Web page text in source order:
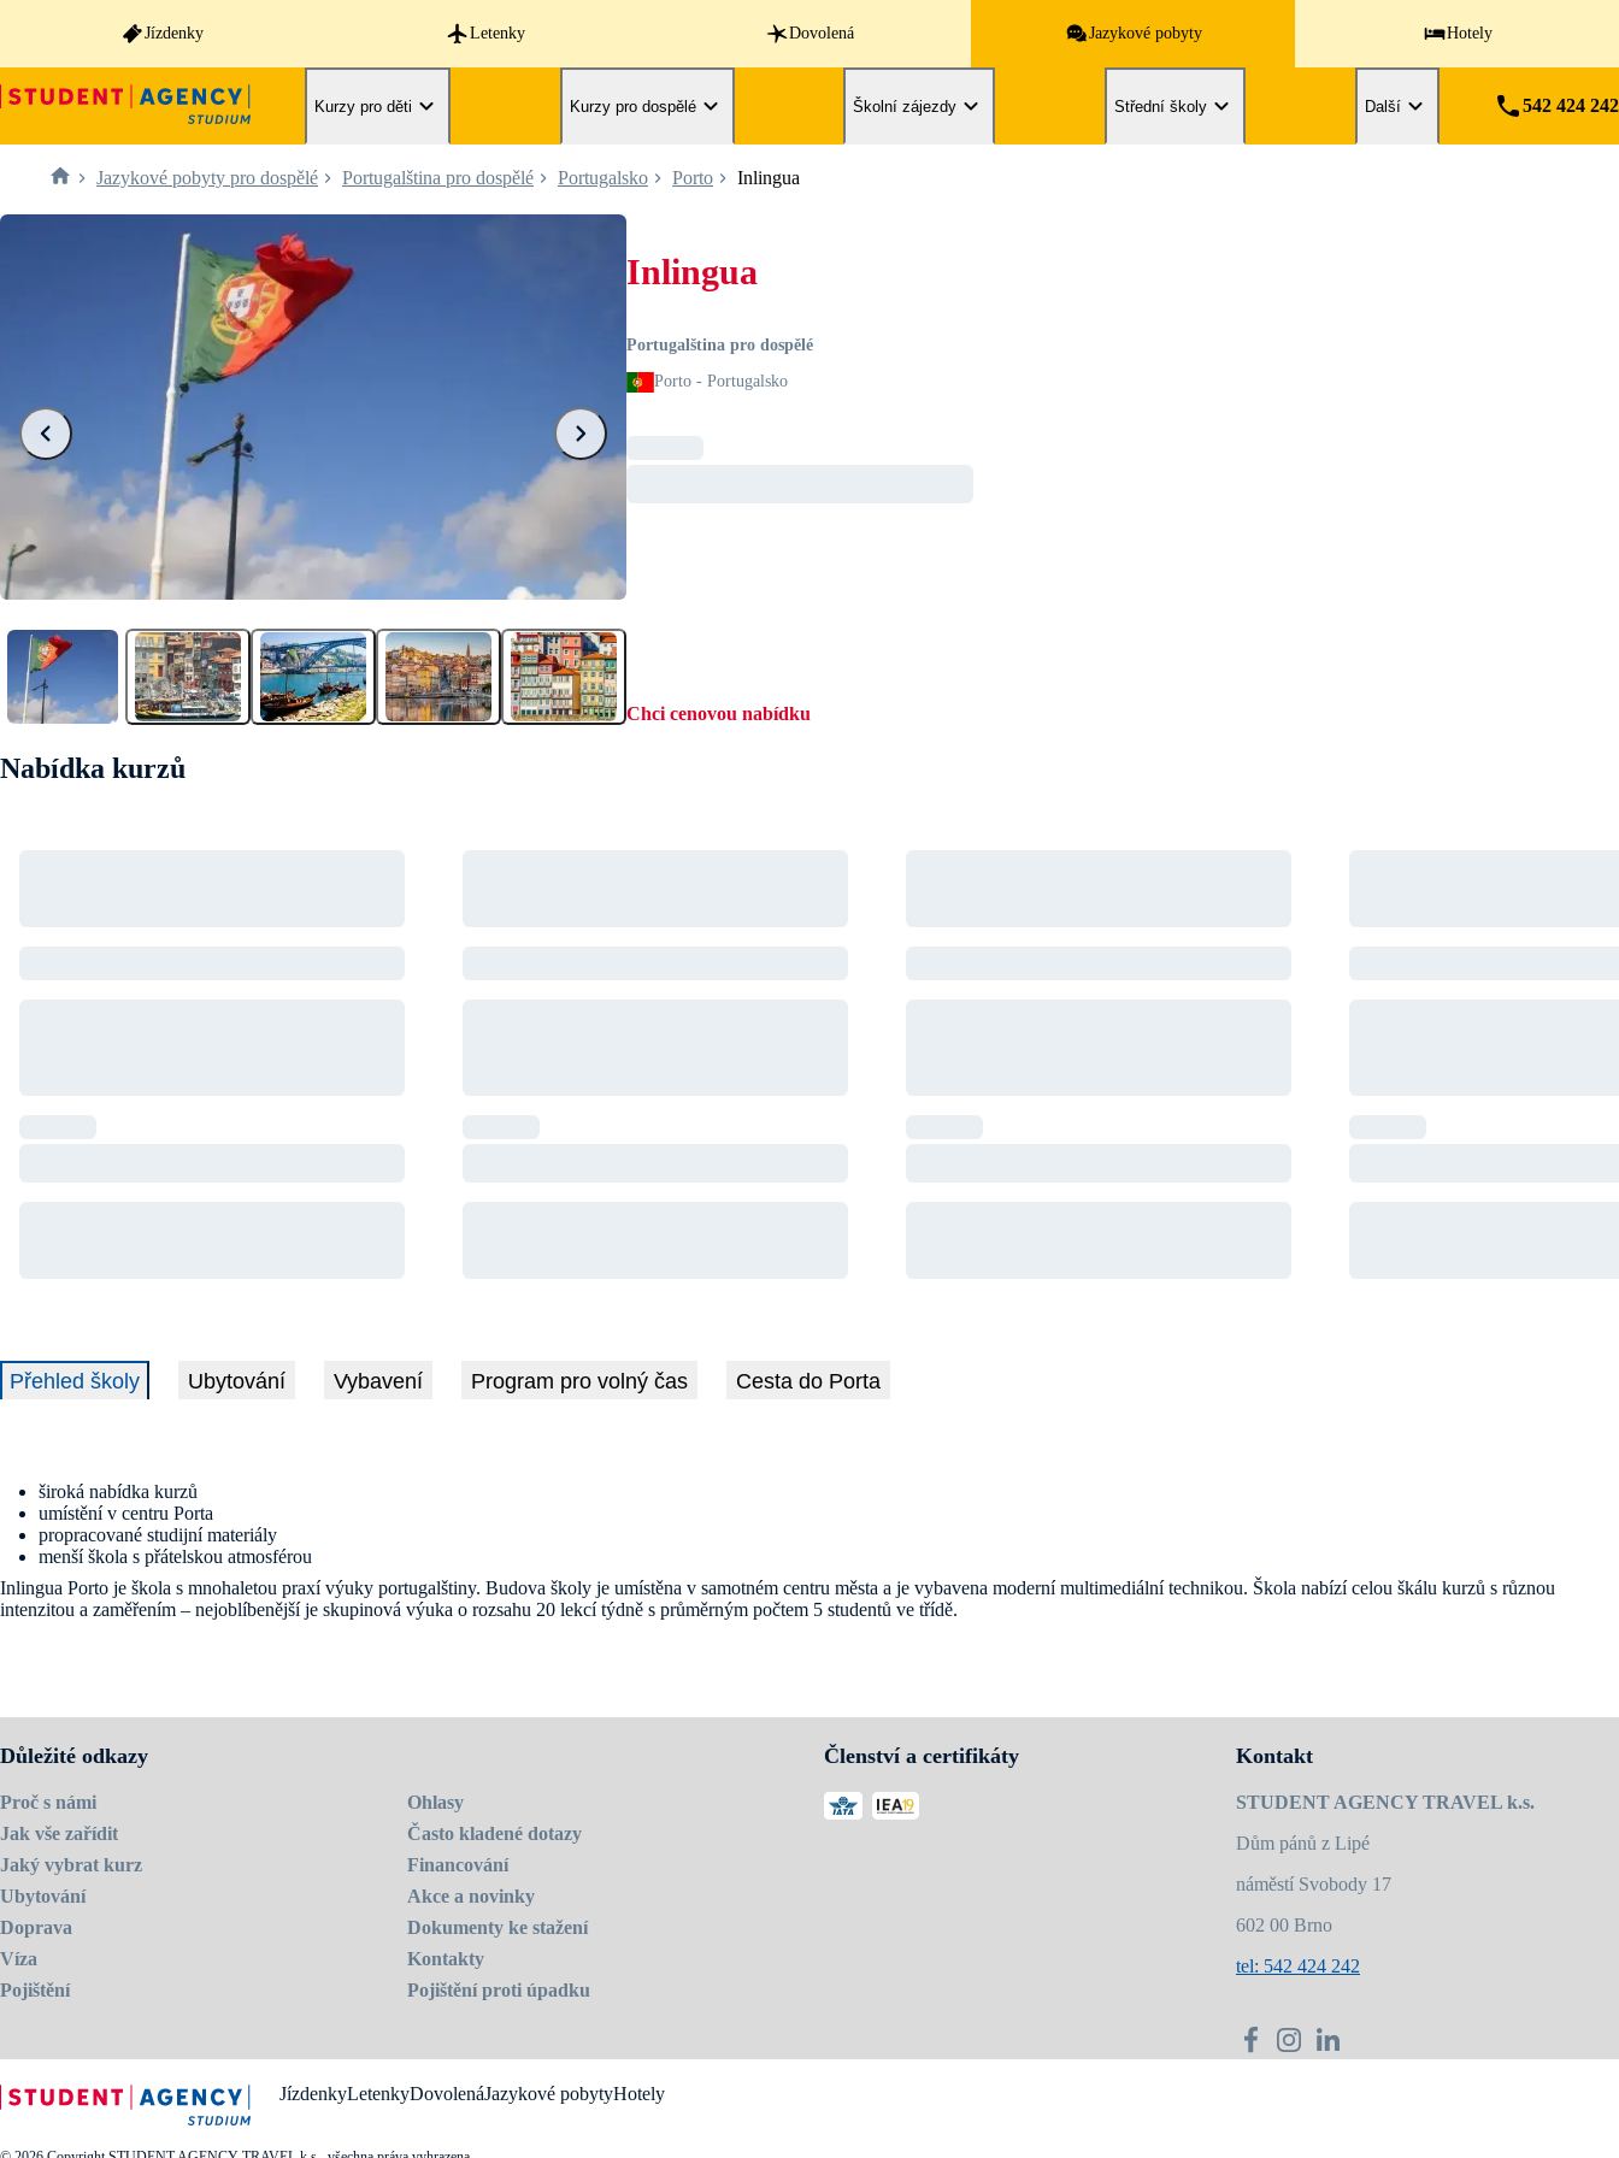
Jízdenky Letenky Dovolená Jazykové pobyty Hotely
Kurzy pro děti Kurzy pro dospělé Školní zájezdy Střední školy Další 542 424 242
Jazykové pobyty pro dospělé Portugalština pro dospělé Portugalsko Porto Inlingua
Inlingua
Portugalština pro dospělé
Porto - Portugalsko
Chci cenovou nabídku
Nabídka kurzů
Přehled školy Ubytování Vybavení Program pro volný čas Cesta do Porta
široká nabídka kurzů
umístění v centru Porta
propracované studijní materiály
menší škola s přátelskou atmosférou
Inlingua Porto je škola s mnohaletou praxí výuky portugalštiny. Budova školy je umístěna v samotném centru města a je vybavena moderní multimediální technikou. Škola nabízí celou škálu kurzů s různou
intenzitou a zaměřením – nejoblíbenější je skupinová výuka o rozsahu 20 lekcí týdně s průměrným počtem 5 studentů ve třídě.
Důležité odkazy
Proč s námi
Jak vše zařídit
Jaký vybrat kurz
Ubytování
Doprava
Víza
Pojištění
Ohlasy
Často kladené dotazy
Financování
Akce a novinky
Dokumenty ke stažení
Kontakty
Pojištění proti úpadku
Členství a certifikáty Kontakt
STUDENT AGENCY TRAVEL k.s.
Dům pánů z Lipé
náměstí Svobody 17
602 00 Brno
tel: 542 424 242
JízdenkyLetenkyDovolenáJazykové pobytyHotely